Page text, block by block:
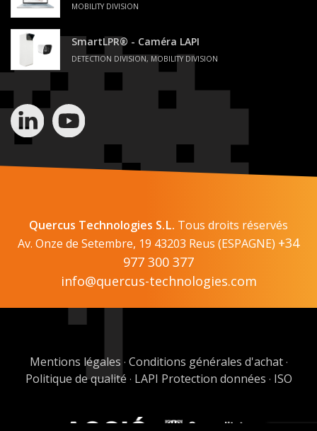
MOBILITY DIVISION
SmartLPR® - Caméra LAPI
DETECTION DIVISION, MOBILITY DIVISION
Quercus Technologies S.L. Tous droits réservés
Av. Onze de Setembre, 19 43203 Reus (ESPAGNE) +34
977 300 377
info@quercus-technologies.com
Mentions légales · Conditions générales d'achat·
Politique de qualité · LAPI Protection données · ISO